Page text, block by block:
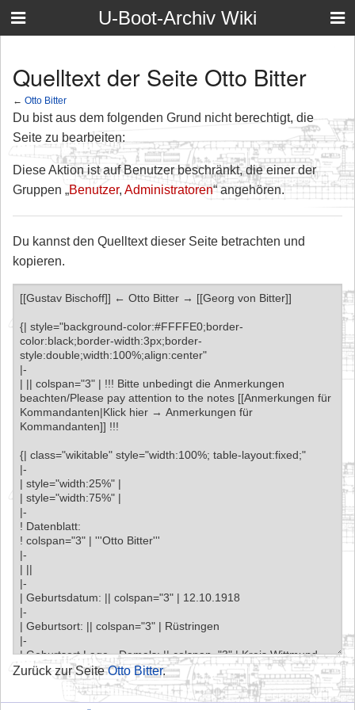
U-Boot-Archiv Wiki
Quelltext der Seite Otto Bitter
← Otto Bitter
Du bist aus dem folgenden Grund nicht berechtigt, die
Seite zu bearbeiten:
Diese Aktion ist auf Benutzer beschränkt, die einer der
Gruppen „Benutzer, Administratoren“ angehören.
Du kannst den Quelltext dieser Seite betrachten und
kopieren.
Zurück zur SeiteOtto Bitter.